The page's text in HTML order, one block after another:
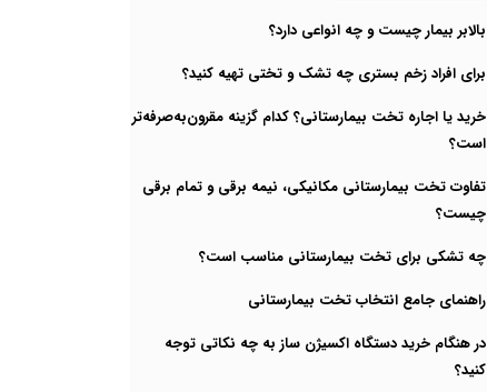
بالابر بیمار چیست و چه انواعی دارد؟
برای افراد زخم بستری چه تشک و تختی تهیه کنید؟
خرید یا اجاره تخت بیمارستانی؟ کدام گزینه مقرون‌به‌صرفه‌تر
است؟
تفاوت تخت بیمارستانی مکانیکی، نیمه برقی و تمام برقی
چیست؟
چه تشکی برای تخت بیمارستانی مناسب است؟
راهنمای جامع انتخاب تخت بیمارستانی
در هنگام خرید دستگاه اکسیژن ساز به چه نکاتی توجه
کنید؟